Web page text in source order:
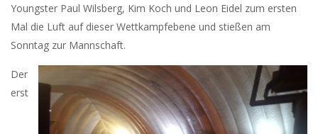
Youngster Paul Wilsberg, Kim Koch und Leon Eidel zum ersten
Mal die Luft auf dieser Wettkampfebene und stießen am
Sonntag zur Mannschaft.
Der
erst